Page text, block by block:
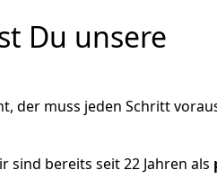
Du unsere
der muss jeden Schritt
bereits seit 22 Jahren als